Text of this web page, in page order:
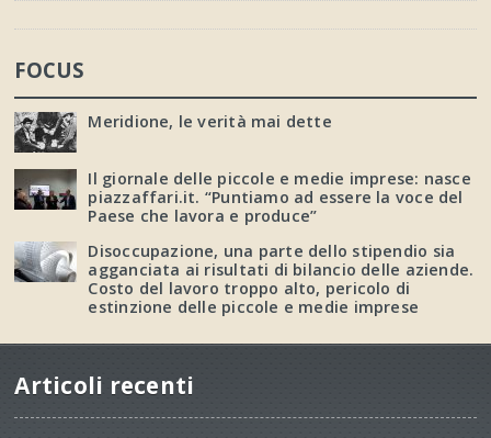
FOCUS
Meridione, le verità mai dette
Il giornale delle piccole e medie imprese: nasce
piazzaffari.it. “Puntiamo ad essere la voce del
Paese che lavora e produce”
Disoccupazione, una parte dello stipendio sia
agganciata ai risultati di bilancio delle aziende.
Costo del lavoro troppo alto, pericolo di
estinzione delle piccole e medie imprese
Articoli recenti